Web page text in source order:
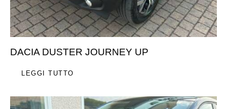
DACIA DUSTER JOURNEY UP
LEGGI TUTTO